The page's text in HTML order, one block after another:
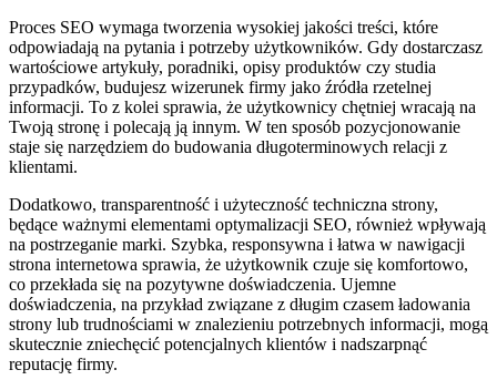
Proces SEO wymaga tworzenia wysokiej jakości treści, które
odpowiadają na pytania i potrzeby użytkowników. Gdy dostarczasz
wartościowe artykuły, poradniki, opisy produktów czy studia
przypadków, budujesz wizerunek firmy jako źródła rzetelnej
informacji. To z kolei sprawia, że użytkownicy chętniej wracają na
Twoją stronę i polecają ją innym. W ten sposób pozycjonowanie
staje się narzędziem do budowania długoterminowych relacji z
klientami.
Dodatkowo, transparentność i użyteczność techniczna strony,
będące ważnymi elementami optymalizacji SEO, również wpływają
na postrzeganie marki. Szybka, responsywna i łatwa w nawigacji
strona internetowa sprawia, że użytkownik czuje się komfortowo,
co przekłada się na pozytywne doświadczenia. Ujemne
doświadczenia, na przykład związane z długim czasem ładowania
strony lub trudnościami w znalezieniu potrzebnych informacji, mogą
skutecznie zniechęcić potencjalnych klientów i nadszarpnąć
reputację firmy.